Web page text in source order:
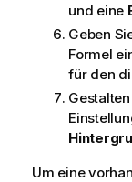
und eine
Geben
Formel
für den
Um eine